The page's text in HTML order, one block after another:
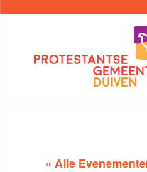
« Alle